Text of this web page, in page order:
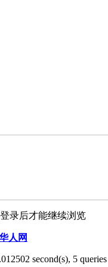
录后才能继续浏览
人网
second(s), 5